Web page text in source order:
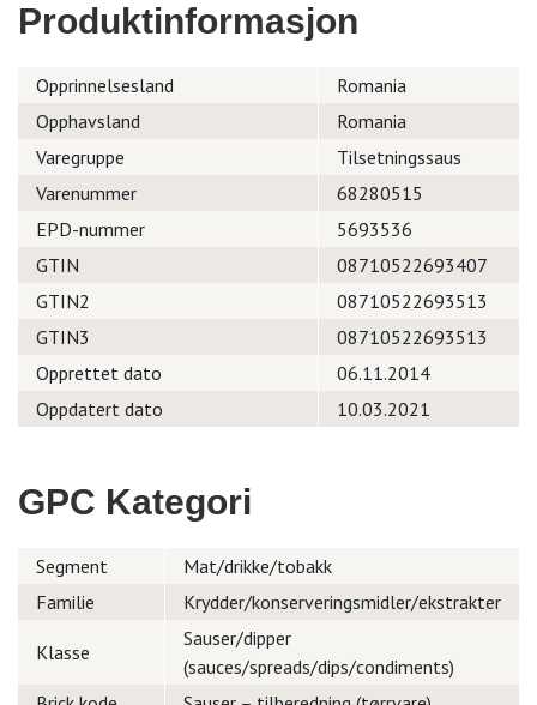
Produktinformasjon
Opprinnelsesland
Romania
Opphavsland
Romania
Varegruppe
Tilsetningssaus
Varenummer
68280515
EPD-nummer
5693536
GTIN
08710522693407
GTIN2
08710522693513
GTIN3
08710522693513
Opprettet dato
06.11.2014
Oppdatert dato
10.03.2021
GPC Kategori
Segment
Mat/drikke/tobakk
Familie
Krydder/konserveringsmidler/ekstrakter
Klasse
Sauser/dipper
(sauces/spreads/dips/condiments)